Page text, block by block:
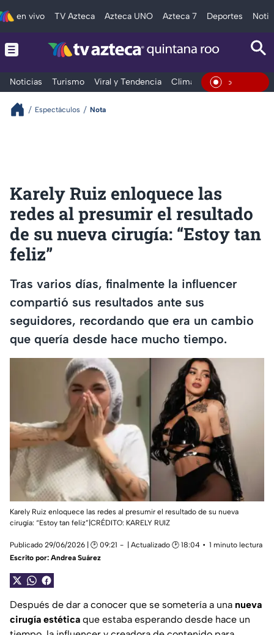
en vivo TV Azteca Azteca UNO Azteca 7 Deportes
Noticias Turismo Viral y Tendencia Clima Tráfico En Vivo
Espectáculos Nota
Karely Ruiz enloquece las
redes al presumir el resultado
de su nueva cirugía: “Estoy tan
feliz”
Tras varios días, finalmente la influencer
compartió sus resultados ante sus
seguidores, recordando que era un cambio
que quería desde hace mucho tiempo.
Karely Ruiz enloquece las redes al presumir el resultado de su nueva
cirugía: “Estoy tan feliz”|CRÉDITO: KARELY RUIZ
Publicado 29/06/2026 | 🕑 09:21 | Actualizado 🕑 18:04
1 minuto lectura
Escrito por: Andrea Suárez
Después de dar a conocer que se sometería a una nueva
cirugía estética que estaba esperando desde hace un